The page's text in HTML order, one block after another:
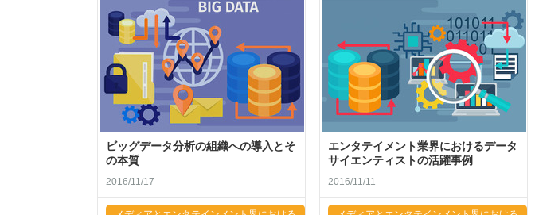
ビッグデータ分析の組織への導入とそ
の本質
2016/11/17
エンタテイメント業界におけるデータ
サイエンティストの活躍事例
2016/11/11